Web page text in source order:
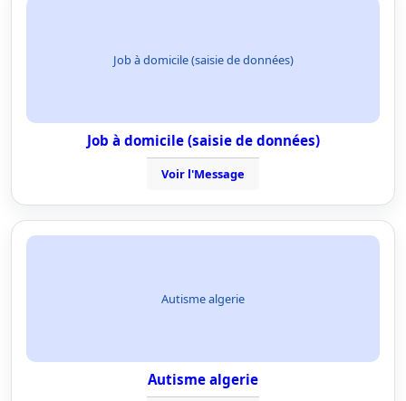
Job à domicile (saisie de données)
Job à domicile (saisie de données)
Voir l'Message
Autisme algerie
Autisme algerie